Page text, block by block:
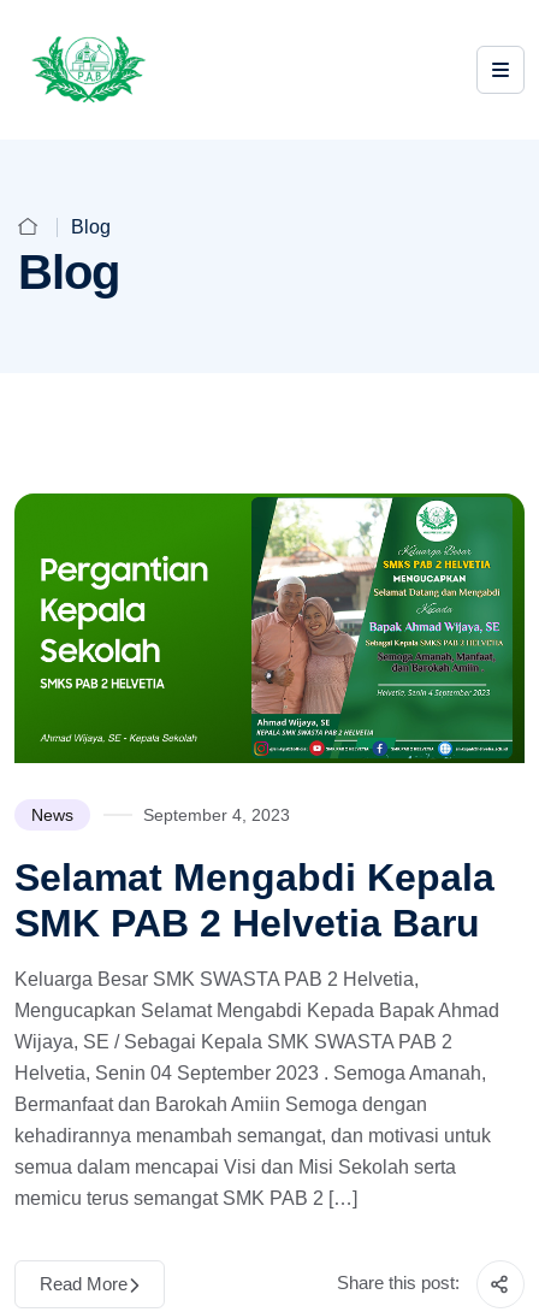
Blog
Blog
News September 4, 2023
Selamat Mengabdi Kepala
SMK PAB 2 Helvetia Baru
Keluarga Besar SMK SWASTA PAB 2 Helvetia,
Mengucapkan Selamat Mengabdi Kepada Bapak Ahmad
Wijaya, SE / Sebagai Kepala SMK SWASTA PAB 2
Helvetia, Senin 04 September 2023 . Semoga Amanah,
Bermanfaat dan Barokah Amiin Semoga dengan
kehadirannya menambah semangat, dan motivasi untuk
semua dalam mencapai Visi dan Misi Sekolah serta
memicu terus semangat SMK PAB 2 […]
Read More Share this post: